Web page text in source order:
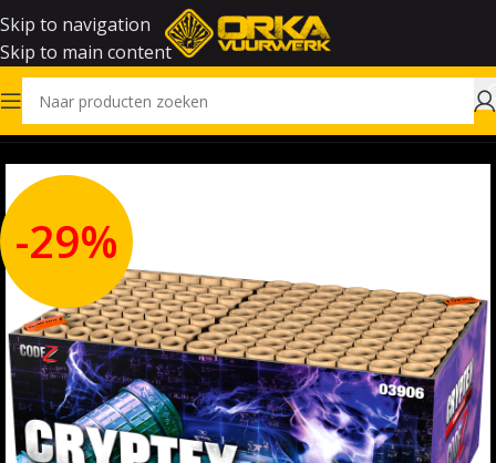
Skip to navigation
Skip to main content
Home Vuurwerk
-29%